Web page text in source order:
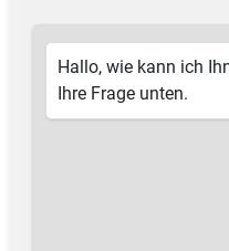
Hallo, wie kann ich
Ihre Frage unten.